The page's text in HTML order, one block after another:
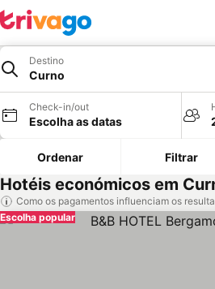
Destino
Curno
Check-in/out
Escolha as datas
Ordenar Filtrar
Hotéis económicos em
Como os pagamentos influenciam os
Escolha popular